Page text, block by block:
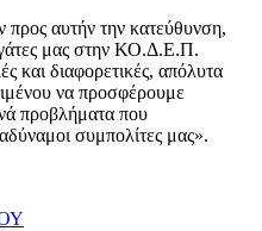
προς αυτήν την κατεύθυνση,
μας στην ΚΟ.Δ.Ε.Π.
και διαφορετικές, απόλυτα
να προσφέρουμε
προβλήματα που
συμπολίτες μας».